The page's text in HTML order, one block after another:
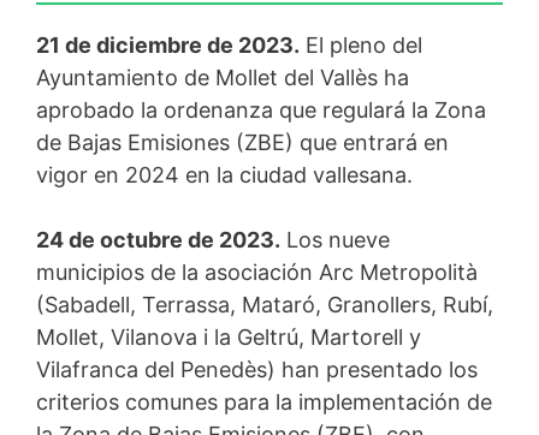
21 de diciembre de 2023. El pleno del
Ayuntamiento de Mollet del Vallès ha
aprobado la ordenanza que regulará la Zona
de Bajas Emisiones (ZBE) que entrará en
vigor en 2024 en la ciudad vallesana.
24 de octubre de 2023. Los nueve
municipios de la asociación Arc Metropolità
(Sabadell, Terrassa, Mataró, Granollers, Rubí,
Mollet, Vilanova i la Geltrú, Martorell y
Vilafranca del Penedès) han presentado los
criterios comunes para la implementación de